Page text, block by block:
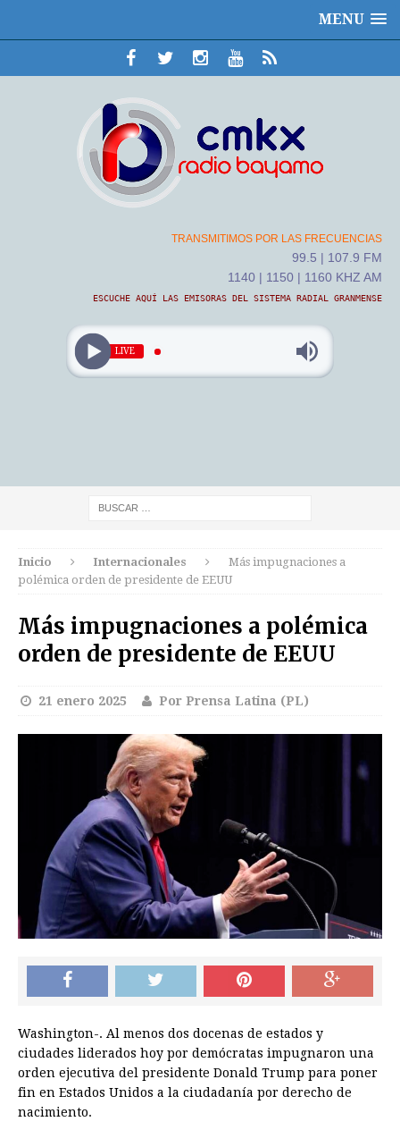
MENU
TRANSMITIMOS POR LAS FRECUENCIAS
99.5 | 107.9 FM
1140 | 1150 | 1160 KHZ AM
ESCUCHE AQUÍ LAS EMISORAS DEL SISTEMA RADIAL GRANMENSE
LIVE
Inicio Internacionales
Más impugnaciones a
polémica orden de presidente de EEUU
Más impugnaciones a polémica
orden de presidente de EEUU
21 enero 2025 Por Prensa Latina (PL)
Washington-. Al menos dos docenas de estados y
ciudades liderados hoy por demócratas impugnaron una
orden ejecutiva del presidente Donald Trump para poner
fin en Estados Unidos a la ciudadanía por derecho de
nacimiento.